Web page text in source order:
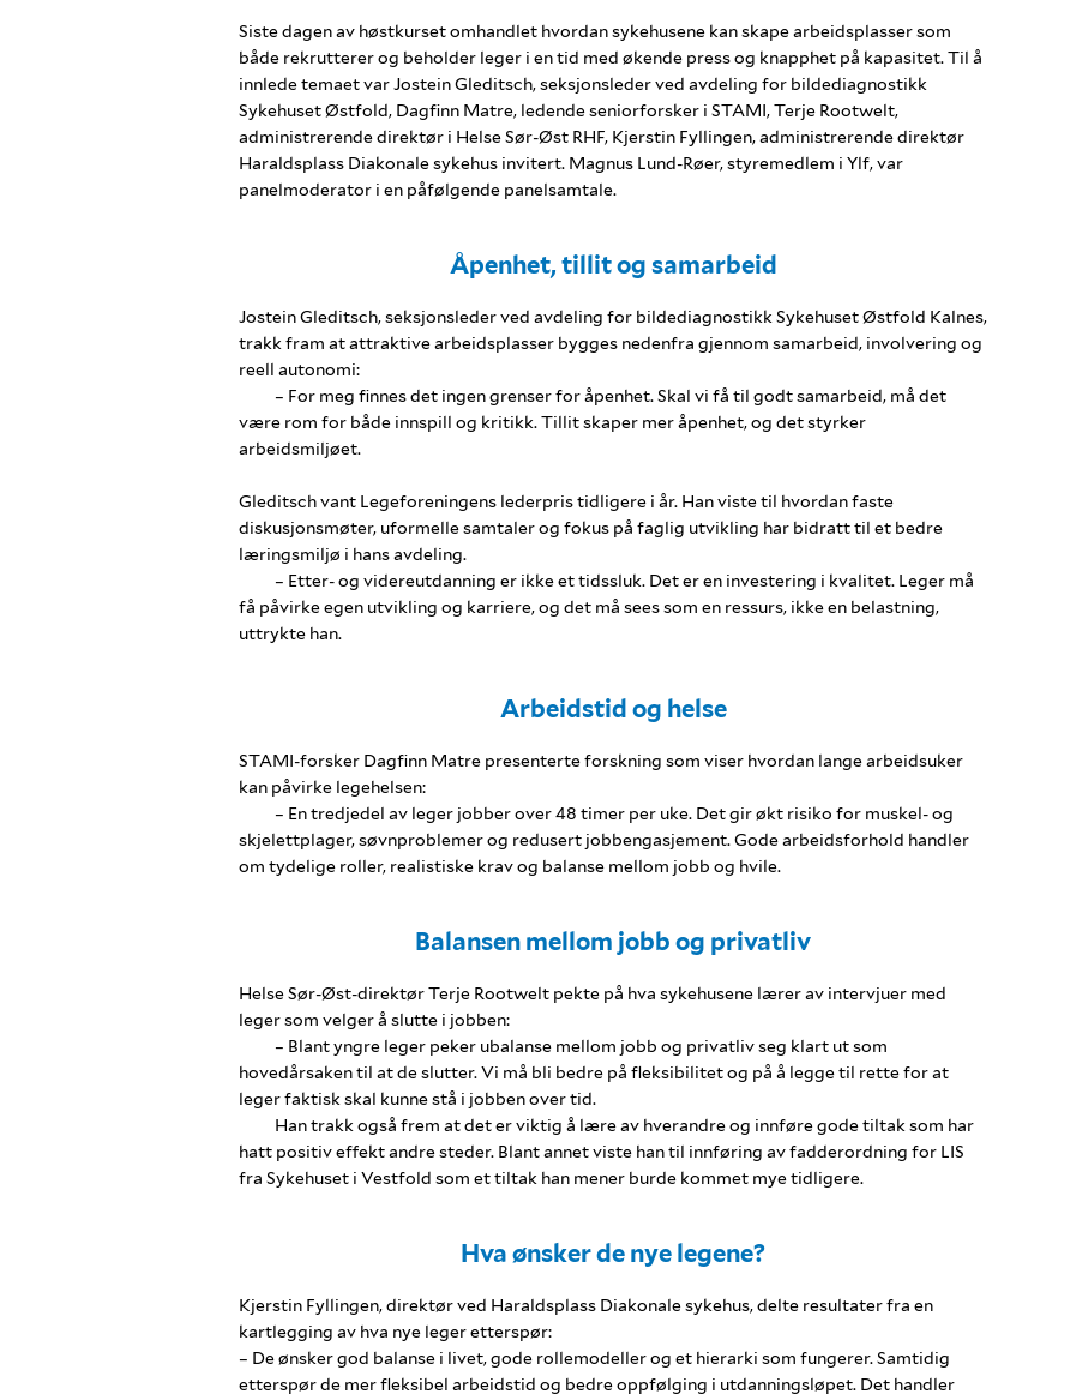
Siste dagen av høstkurset omhandlet hvordan sykehusene kan skape arbeidsplasser som
både rekrutterer og beholder leger i en tid med økende press og knapphet på kapasitet. Til å
innlede temaet var Jostein Gleditsch, seksjonsleder ved avdeling for bildediagnostikk
Sykehuset Østfold, Dagfinn Matre, ledende seniorforsker i STAMI, Terje Rootwelt,
administrerende direktør i Helse Sør-Øst RHF, Kjerstin Fyllingen, administrerende direktør
Haraldsplass Diakonale sykehus invitert. Magnus Lund-Røer, styremedlem i Ylf, var
panelmoderator i en påfølgende panelsamtale.
Åpenhet, tillit og samarbeid
Jostein Gleditsch, seksjonsleder ved avdeling for bildediagnostikk Sykehuset Østfold Kalnes,
trakk fram at attraktive arbeidsplasser bygges nedenfra gjennom samarbeid, involvering og
reell autonomi:
– For meg finnes det ingen grenser for åpenhet. Skal vi få til godt samarbeid, må det
være rom for både innspill og kritikk. Tillit skaper mer åpenhet, og det styrker
arbeidsmiljøet.
Gleditsch vant Legeforeningens lederpris tidligere i år. Han viste til hvordan faste
diskusjonsmøter, uformelle samtaler og fokus på faglig utvikling har bidratt til et bedre
læringsmiljø i hans avdeling.
– Etter- og videreutdanning er ikke et tidssluk. Det er en investering i kvalitet. Leger må
få påvirke egen utvikling og karriere, og det må sees som en ressurs, ikke en belastning,
uttrykte han.
Arbeidstid og helse
STAMI-forsker Dagfinn Matre presenterte forskning som viser hvordan lange arbeidsuker
kan påvirke legehelsen:
– En tredjedel av leger jobber over 48 timer per uke. Det gir økt risiko for muskel- og
skjelettplager, søvnproblemer og redusert jobbengasjement. Gode arbeidsforhold handler
om tydelige roller, realistiske krav og balanse mellom jobb og hvile.
Balansen mellom jobb og privatliv
Helse Sør-Øst-direktør Terje Rootwelt pekte på hva sykehusene lærer av intervjuer med
leger som velger å slutte i jobben:
– Blant yngre leger peker ubalanse mellom jobb og privatliv seg klart ut som
hovedårsaken til at de slutter. Vi må bli bedre på fleksibilitet og på å legge til rette for at
leger faktisk skal kunne stå i jobben over tid.
Han trakk også frem at det er viktig å lære av hverandre og innføre gode tiltak som har
hatt positiv effekt andre steder. Blant annet viste han til innføring av fadderordning for LIS
fra Sykehuset i Vestfold som et tiltak han mener burde kommet mye tidligere.
Hva ønsker de nye legene?
Kjerstin Fyllingen, direktør ved Haraldsplass Diakonale sykehus, delte resultater fra en
kartlegging av hva nye leger etterspør:
– De ønsker god balanse i livet, gode rollemodeller og et hierarki som fungerer. Samtidig
etterspør de mer fleksibel arbeidstid og bedre oppfølging i utdanningsløpet. Det handler